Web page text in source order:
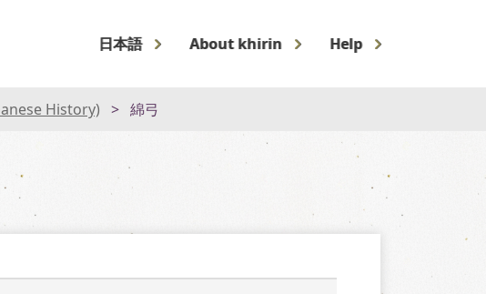
日本語 About khirin Help
History) 綿弓